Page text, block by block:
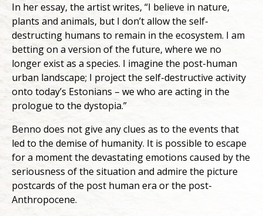
In her essay, the artist writes, “I believe in nature,
plants and animals, but I don’t allow the self-
destructing humans to remain in the ecosystem. I am
betting on a version of the future, where we no
longer exist as a species. I imagine the post-human
urban landscape; I project the self-destructive activity
onto today’s Estonians – we who are acting in the
prologue to the dystopia.”
Benno does not give any clues as to the events that
led to the demise of humanity. It is possible to escape
for a moment the devastating emotions caused by the
seriousness of the situation and admire the picture
postcards of the post human era or the post-
Anthropocene.